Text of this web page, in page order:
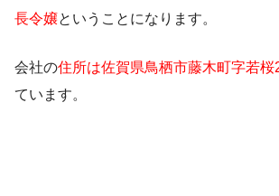
長令嬢ということになります。
会社の住所は佐賀県鳥栖市藤木町字若桜
ています。